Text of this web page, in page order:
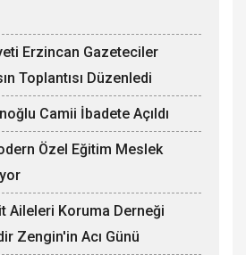
Erzincan Gazeteciler
Toplantısı Düzenledi
Camii İbadete Açıldı
Özel Eğitim Meslek
Aileleri Koruma Derneği
Zengin'in Acı Günü